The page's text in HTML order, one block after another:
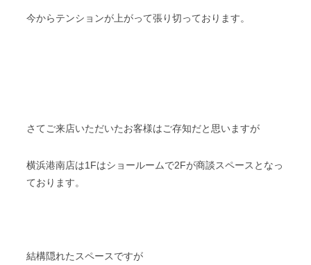
今からテンションが上がって張り切っております。
さてご来店いただいたお客様はご存知だと思いますが
横浜港南店は1Fはショールームで2Fが商談スペースとなっ
ております。
結構隠れたスペースですが